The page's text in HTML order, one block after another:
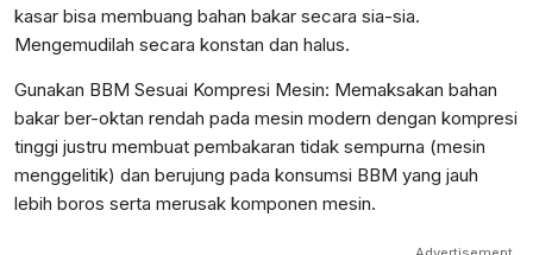
kasar bisa membuang bahan bakar secara sia-sia.
Mengemudilah secara konstan dan halus.
Gunakan BBM Sesuai Kompresi Mesin: Memaksakan bahan
bakar ber-oktan rendah pada mesin modern dengan kompresi
tinggi justru membuat pembakaran tidak sempurna (mesin
menggelitik) dan berujung pada konsumsi BBM yang jauh
lebih boros serta merusak komponen mesin.